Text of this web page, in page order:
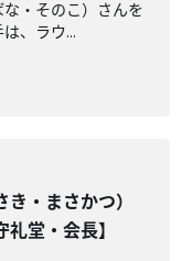
・そのこ）さんを
、ラウ...
・まさかつ）
堂・会長】